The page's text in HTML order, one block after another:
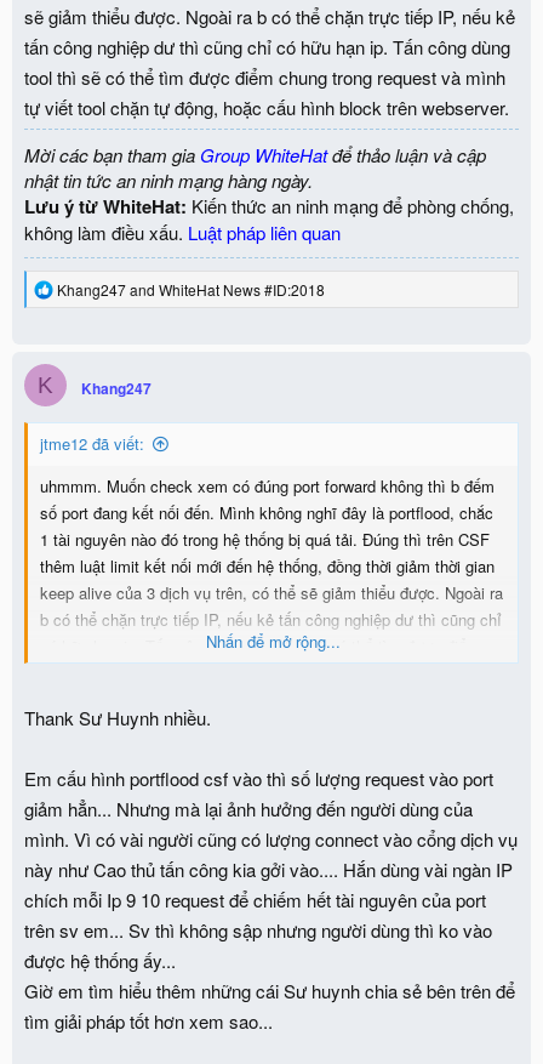
sẽ giảm thiểu được. Ngoài ra b có thể chặn trực tiếp IP, nếu kẻ
tấn công nghiệp dư thì cũng chỉ có hữu hạn ip. Tấn công dùng
tool thì sẽ có thể tìm được điểm chung trong request và mình
tự viết tool chặn tự động, hoặc cấu hình block trên webserver.
Mời các bạn tham gia Group WhiteHatđể thảo luận và cập
nhật tin tức an ninh mạng hàng ngày.
Lưu ý từ WhiteHat: Kiến thức an ninh mạng để phòng chống,
không làm điều xấu. Luật pháp liên quan
R
t
o
n
s
Khang247and WhiteHat News #ID:2018
K Khang247
jtme12 đã viết:
uhmmm. Muốn check xem có đúng port forward không thì b đếm
số port đang kết nối đến. Mình không nghĩ đây là portflood, chắc
1 tài nguyên nào đó trong hệ thống bị quá tải. Đúng thì trên CSF
thêm luật limit kết nối mới đến hệ thống, đồng thời giảm thời gian
keep alive của 3 dịch vụ trên, có thể sẽ giảm thiểu được. Ngoài ra
b có thể chặn trực tiếp IP, nếu kẻ tấn công nghiệp dư thì cũng chỉ
có hữu hạn ip. Tấn công dùng tool thì sẽ có thể tìm được điểm
Nhấn để mở rộng...
Thank Sư Huynh nhiều.
Em cấu hình portflood csf vào thì số lượng request vào port
giảm hẳn... Nhưng mà lại ảnh hưởng đến người dùng của
mình. Vì có vài người cũng có lượng connect vào cổng dịch vụ
này như Cao thủ tấn công kia gởi vào.... Hắn dùng vài ngàn IP
chích mỗi Ip 9 10 request để chiếm hết tài nguyên của port
trên sv em... Sv thì không sập nhưng người dùng thì ko vào
được hệ thống ấy...
Giờ em tìm hiểu thêm những cái Sư huynh chia sẻ bên trên để
tìm giải pháp tốt hơn xem sao...